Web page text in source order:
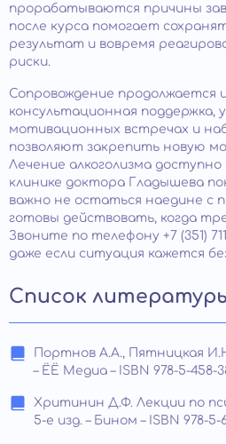
прорабатываются причины
после курса помогает
результат и вовремя
риски.
Сопровождение продолжается
консультационная поддержка,
мотивационных встречах и
позволяют закрепить новую
Лечение алкоголизма доступно
клинике доктора Гладышева
важно не остаться наедине с
готовы действовать, когда
Звоните по телефону +7 (351)
даже если ситуация кажется
Список
Портнов А.А., Пятницкая
– ЁЁ Медиа – ISBN 978-5-458-
Хритинин Д.Ф. Лекции по
5-е изд. – Бином – ISBN 978-5-